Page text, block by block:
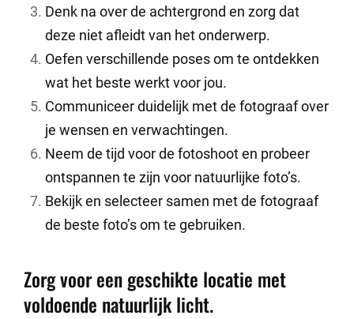
Denk na over de achtergrond en zorg dat
deze niet afleidt van het onderwerp.
Oefen verschillende poses om te ontdekken
wat het beste werkt voor jou.
Communiceer duidelijk met de fotograaf over
je wensen en verwachtingen.
Neem de tijd voor de fotoshoot en probeer
ontspannen te zijn voor natuurlijke foto’s.
Bekijk en selecteer samen met de fotograaf
de beste foto’s om te gebruiken.
Zorg voor een geschikte locatie met
voldoende natuurlijk licht.